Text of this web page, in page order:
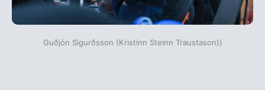
Guðjón Sigurðsson (Kristinn Steinn Traustason))